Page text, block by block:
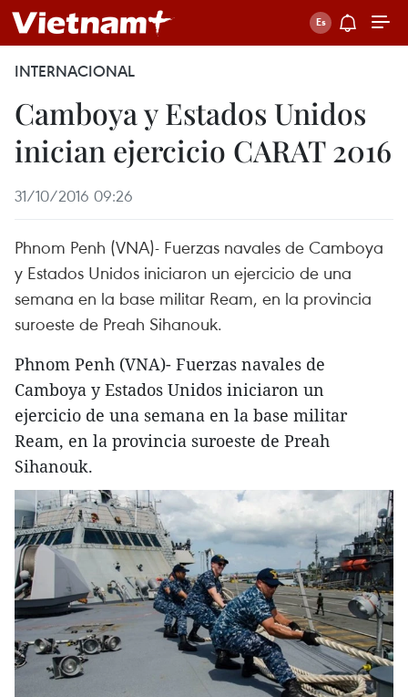
INTERNACIONAL
Camboya y Estados Unidos
inician ejercicio CARAT 2016
31/10/2016 09:26
Phnom Penh​ (VNA)- Fuerzas navales de Camboya
y Estados Unidos iniciaron un ejercicio de una
semana en la base militar Ream, en la provincia
suroeste de Preah Sihanouk.
Phnom Penh​ (VNA)- Fuerzas navales de
Camboya y Estados Unidos iniciaron un
ejercicio de una semana en la base militar
Ream, en la provincia suroeste de Preah
Sihanouk.